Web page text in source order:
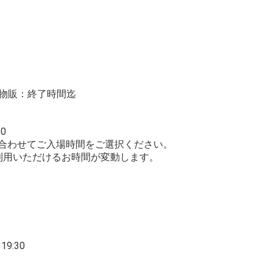
販：終了時間迄
わせてご入場時間をご選択ください。
いただけるお時間が変動します。